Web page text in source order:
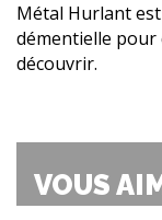
Métal Hurlant
démentielle pour
découvrir.
VOUS